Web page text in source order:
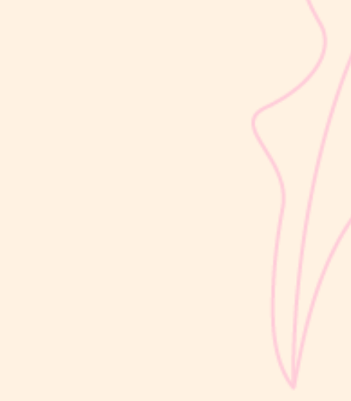
dalam masa 1000 Hari Pertama Kehidupan (HPK). Pada tahap ini,
perkembangan si Kecil berlangsung sangat pesat, mulai dari
kemampuan berjalan, berbicara, hingga berinteraksi dengan orang